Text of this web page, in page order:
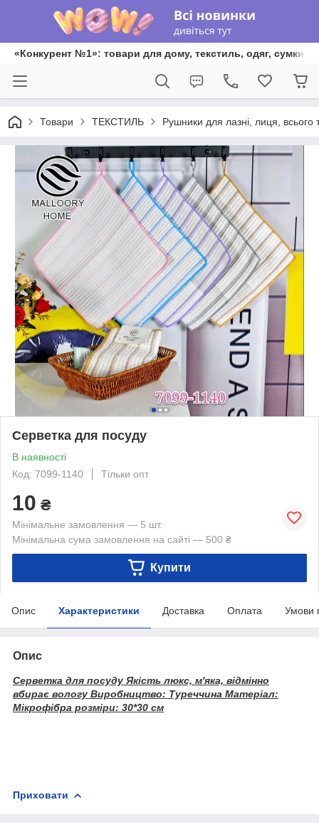
«Конкурент №1»: товари для дому, текстиль, одяг, сумки
Товари ТЕКСТИЛЬ Рушники для лазні, лиця, всього
Серветка для посуду
В наявності
Код: 7099-1140
Тільки опт
10 ₴
Мінімальне замовлення — 5 шт.
Мінімальна сума замовлення на сайті — 500 ₴
Купити
Опис Характеристики Доставка Оплата Умови
Опис
Серветка для посуду Якість люкс, м'яка, відмінно
вбирає вологу Виробництво: Туреччина Матеріал:
Мікрофібра розміри: 30*30 см
Приховати